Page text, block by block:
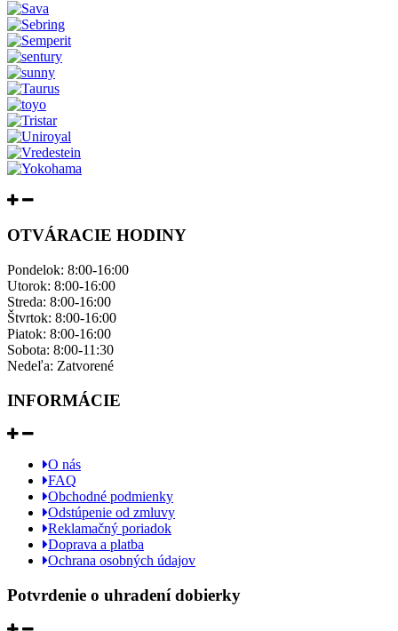
OTVÁRACIE HODINY
Pondelok: ​8:00-16:00
Utorok: 8:00-16:00
Streda: 8:00-16:00
Štvrtok: 8:00-16:00
Piatok: 8:00-16:00
Sobota: 8:00-11:30
Nedeľa: ​Zatvorené
INFORMÁCIE
O nás
FAQ
Obchodné podmienky
Odstúpenie od zmluvy
Reklamačný poriadok
Doprava a platba
Ochrana osobných údajov
Potvrdenie o uhradení dobierky